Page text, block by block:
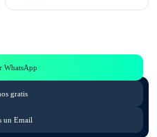
WhatsApp
gratis
un Email